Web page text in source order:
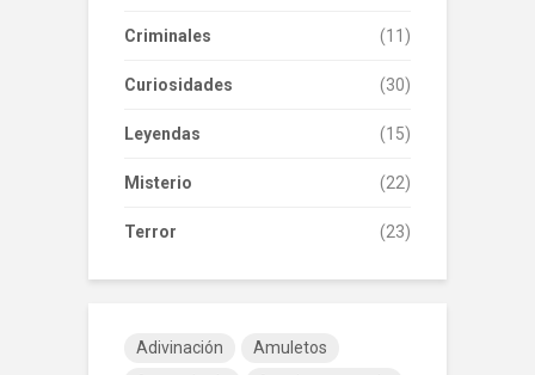
Criminales (11)
Curiosidades (30)
Leyendas (15)
Misterio (22)
Terror (23)
Adivinación
Amuletos